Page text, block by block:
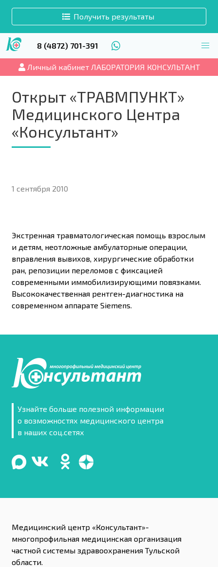
Получить результаты
8 (4872) 701-391
Личный кабинет ЛАБОРАТОРИЯ КОНСУЛЬТАНТ
Открыт «ТРАВМПУНКТ»
Медицинского Центра
«Консультант»
1 сентября 2010
Экстренная травматологическая помощь взрослым
и детям, неотложные амбулаторные операции,
вправления вывихов, хирургические обработки
ран, репозиции переломов с фиксацией
современными иммобилизирующими повязками.
Высококачественная рентген-диагностика на
современном аппарате Siemens.
Узнайте больше полезной информации
о возможностях медицинского центра
в наших соц.сетях
Медицинский центр «Консультант»-
многопрофильная медицинская организация
частной системы здравоохранения Тульской
области.